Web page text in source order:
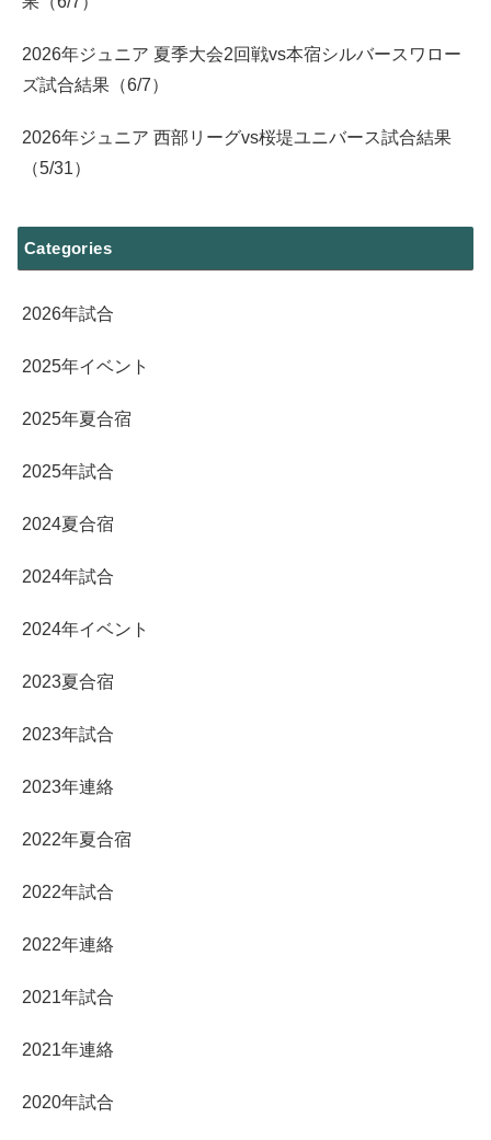
2026年ジュニア 夏季大会2回戦vs本宿シルバースワロー
ズ試合結果（6/7）
2026年ジュニア 西部リーグvs桜堤ユニバース試合結果
（5/31）
Categories
2026年試合
2025年イベント
2025年夏合宿
2025年試合
2024夏合宿
2024年試合
2024年イベント
2023夏合宿
2023年試合
2023年連絡
2022年夏合宿
2022年試合
2022年連絡
2021年試合
2021年連絡
2020年試合